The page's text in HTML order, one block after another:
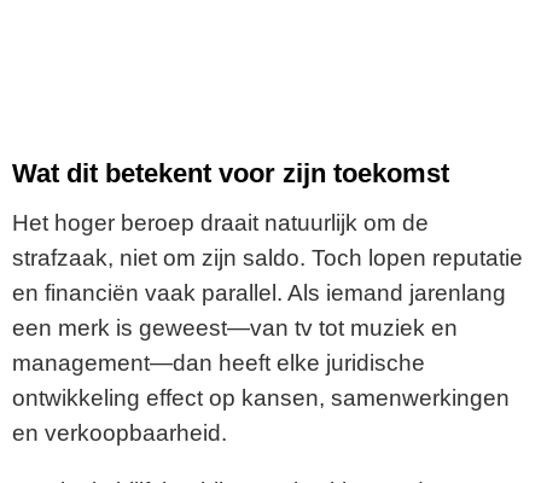
Wat dit betekent voor zijn toekomst
Het hoger beroep draait natuurlijk om de
strafzaak, niet om zijn saldo. Toch lopen reputatie
en financiën vaak parallel. Als iemand jarenlang
een merk is geweest—van tv tot muziek en
management—dan heeft elke juridische
ontwikkeling effect op kansen, samenwerkingen
en verkoopbaarheid.